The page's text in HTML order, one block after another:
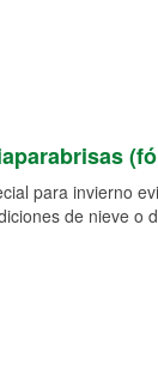
para invierno
de nieve o